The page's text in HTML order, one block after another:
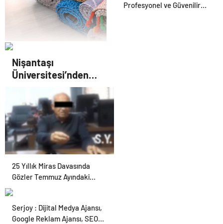
İle Akıllı Dijital Taşımacılık
Yazılımı
Profesyonel ve Güvenilir
Çayyolu Halı Yıkama:
Kaliteli ve Güvenilir
Hizmetle Tanışın
Nişantaşı
Üniversitesi’nden
2026 YKS Adaylarına
Çifte Güvence: Sabit
Ücret ve Kesintisiz
Burs
25 Yıllık Miras Davasında
Gözler Temmuz Ayındaki
Serjoy : Dijital Medya Ajansı,
Google Reklam Ajansı, SEO